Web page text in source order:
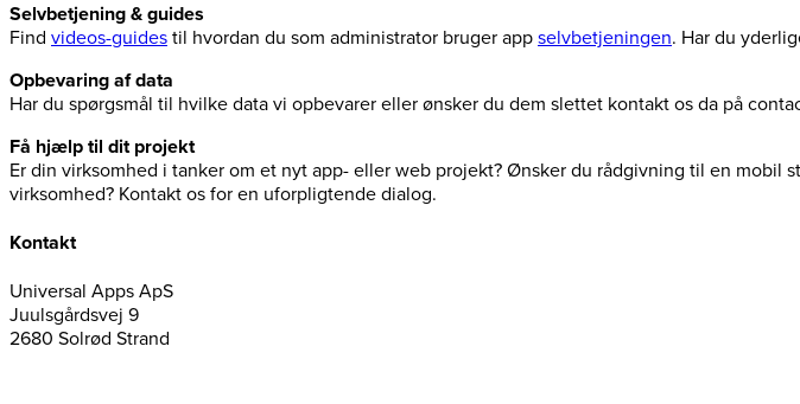
Selvbetjening & guides
Find videos-guides til hvordan du som administrator bruger app selvbetjeningen. Har du
Opbevaring af data
Har du spørgsmål til hvilke data vi opbevarer eller ønsker du dem slettet kontakt os da på
Få hjælp til dit projekt
Er din virksomhed i tanker om et nyt app- eller web projekt? Ønsker du rådgivning til en
virksomhed? Kontakt os for en uforpligtende dialog.
Kontakt
Universal Apps ApS
Juulsgårdsvej 9
2680 Solrød Strand